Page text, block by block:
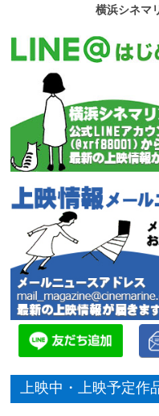
横浜シネマ
上映中・上映予定作